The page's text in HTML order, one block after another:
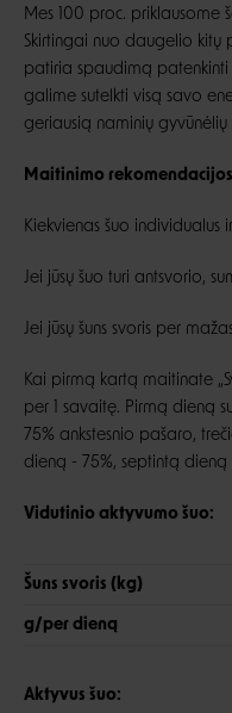
Mes 100 proc. priklausome
Skirtingai nuo daugelio kitų
patiria spaudimą patenkinti
galime sutelkti visą savo
geriausią naminių
Maitinimo
Kiekvienas šuo individualus
Jei jūsų šuo turi antsvorio,
Jei jūsų šuns svoris per
Kai pirmą kartą maitinate
per 1 savaitę. Pirmą dieną
75% ankstesnio pašaro,
dieną - 75%, septintą dieną
Vidutinio aktyvumo šuo:
Šuns svoris (kg)
g/per dieną
Aktyvus šuo: